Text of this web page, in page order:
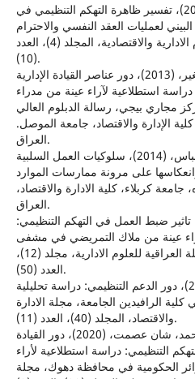
العطوي، عامر علي حسين، (2012)، تفسير ظاهرة التهكم التنظيمي في
لعمليات العقد النفسي والاحترام
والداخلي، مجلة القادسية للعلوم الادارية والاقتصادية، المجلد (4)، العدد
(10).
العكيدي، وسام نايف محمد مغير، (2013)، دور عناصر القيادة الإدارية
استطلاعية لآراء عينة من مدراء
مجاري بيجي، رسالة الدبلوم العالي
الإدارة والاقتصاد، جامعة الموصل.
العراق.
الفتلاوي، علي عبدالحسن عباس، (2014)، سلوكيات العمل السلبية
على مرونة ممارسات الموارد
كربلاء، كلية الادارة والاقتصاد،
العراق.
اميرة خضير، (2016)، تاثير ضبط العمل في التهكم التنظيمي:
عينة من ملاك التمريضي في مشفى
الصدر في محافظة النجف، المجلة العراقية للعلوم الادارية، مجلد (12)،
العدد (50).
الكعبي، حميد سالم غياض، (2017)، دور الدعم التنظيمي: دراسة تحليلية
الرافيدين الجامعة، مجلة الادارة
والاقتصاد، المجلد (40)، العدد (11).
محمد، شلير عبدالرحمن، محمد، شان عصمت، (2020)، دور القيادة
التنظيمي: دراسة استطلاعية لأراء
الحكومية في محافظة دهوك، مجلة